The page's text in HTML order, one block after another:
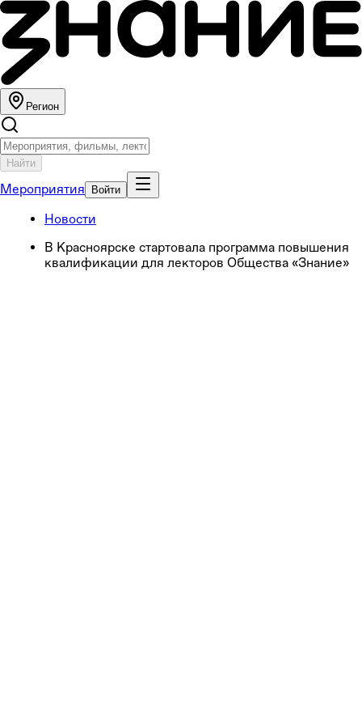
Регион
Найти
Мероприятия Войти
Новости
В Красноярске стартовала программа повышения
квалификации для лекторов Общества «Знание»